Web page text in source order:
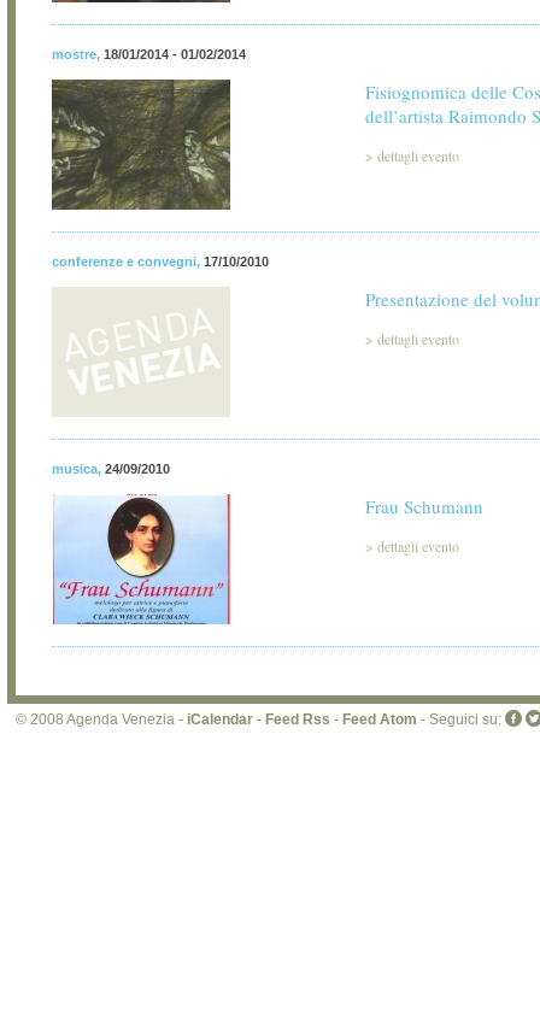
mostre, 18/01/2014 - 01/02/2014
Fisiognomica delle
dell’artista Raimondo
> dettagli evento
conferenze e convegni, 17/10/2010
Presentazione del
> dettagli evento
musica, 24/09/2010
Frau Schumann
> dettagli evento
© 2008 Agenda Venezia - iCalendar - Feed Rss - Feed Atom - Seguici su: